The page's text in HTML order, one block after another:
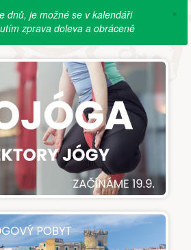
×
dnů, je možné se v kalendáři
zprava doleva a obráceně